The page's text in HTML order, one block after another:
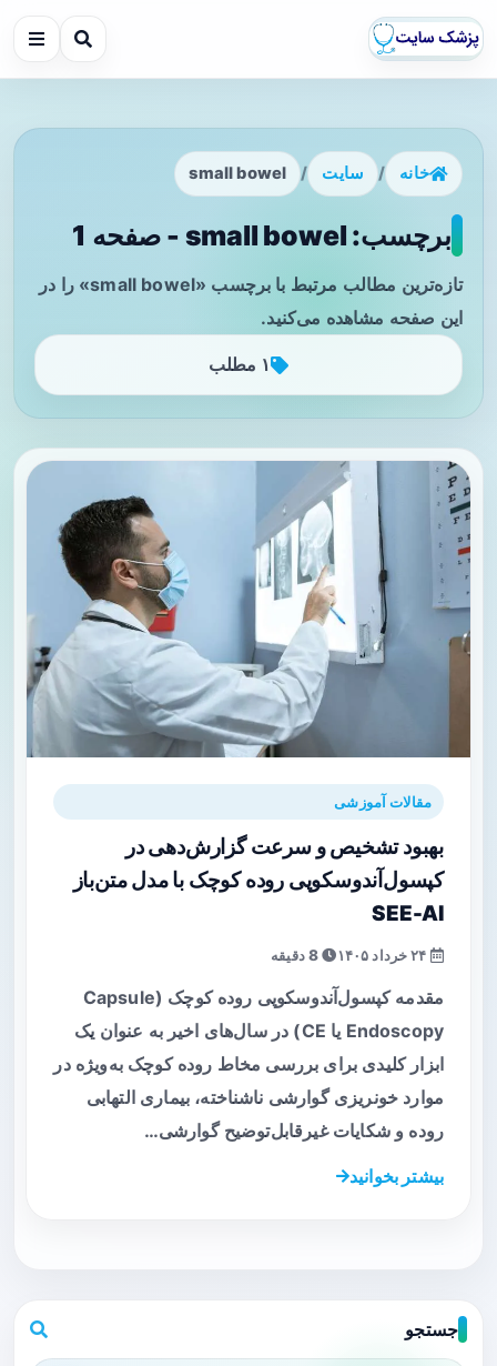
خانه / سایت /
small bowel
برچسب: small bowel - صفحه 1
تازه‌ترین مطالب مرتبط با برچسب «small bowel» را در
این صفحه مشاهده می‌کنید.
۱ مطلب
مقالات آموزشی
بهبود تشخیص و سرعت گزارش‌دهی در
کپسول‌آندوسکوپی روده کوچک با مدل متن‌باز
SEE-AI
8 دقیقه
مقدمه کپسول‌آندوسکوپی روده کوچک (Capsule
Endoscopy یا CE) در سال‌های اخیر به عنوان یک
ابزار کلیدی برای بررسی مخاط روده کوچک به‌ویژه در
موارد خونریزی گوارشی ناشناخته، بیماری التهابی
روده و شکایات غیرقابل‌توضیح گوارشی…
بیشتر بخوانید
جستجو